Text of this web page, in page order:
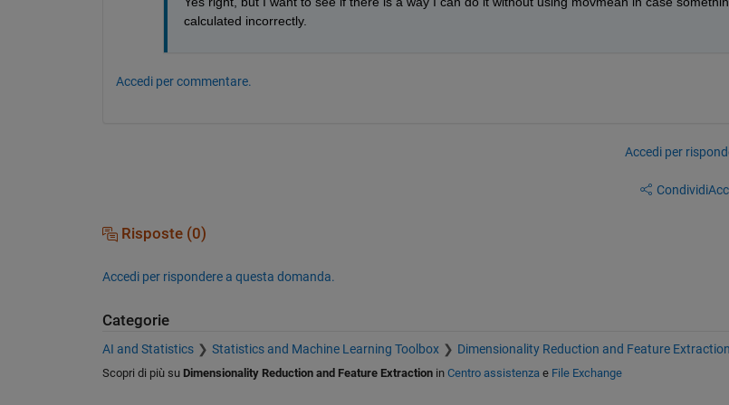
calculated incorrectly.
Accedi per commentare.
Accedi per
Condividi
Risposte (0)
Accedi per rispondere a questa domanda.
Categorie
AI and Statistics Statistics and Machine Learning Toolbox Dimensionality Reduction and Feature Extraction
Scopri di più su Dimensionality Reduction and Feature Extractionin Centro assistenzae File Exchange